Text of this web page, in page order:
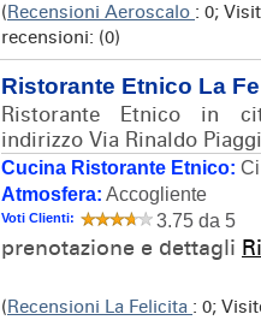
(Recensioni Aeroscalo : 0;
recensioni: (0)
Ristorante Etnico La
Ristorante Etnico in
indirizzo Via Rinaldo
Cucina Ristorante Etnico:
Atmosfera: Accogliente
Voti Clienti: 3.75 da 5
prenotazione e dettagli
(Recensioni La Felicita : 0;